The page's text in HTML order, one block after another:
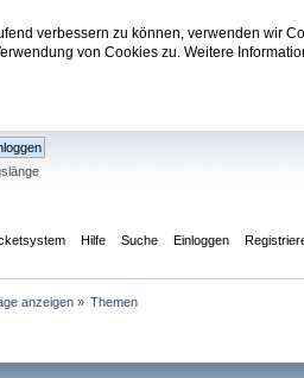
verbessern zu können, verwenden wir
von Cookies zu. Weitere
Hilfe Suche Einloggen
anzeigen » Themen